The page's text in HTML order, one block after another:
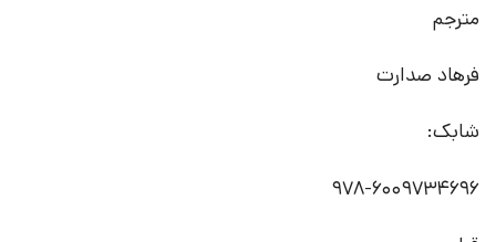
مترجم
فرهاد صدارت
شابک:
978-6009734696